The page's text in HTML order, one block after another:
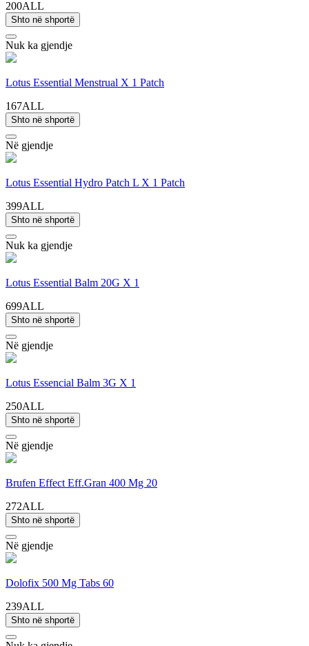
200ALL
Shto në shportë
Nuk ka gjendje
Lotus Essential Menstrual X 1 Patch
167ALL
Shto në shportë
Në gjendje
Lotus Essential Hydro Patch L X 1 Patch
399ALL
Shto në shportë
Nuk ka gjendje
Lotus Essential Balm 20G X 1
699ALL
Shto në shportë
Në gjendje
Lotus Essencial Balm 3G X 1
250ALL
Shto në shportë
Në gjendje
Brufen Effect Eff.Gran 400 Mg 20
272ALL
Shto në shportë
Në gjendje
Dolofix 500 Mg Tabs 60
239ALL
Shto në shportë